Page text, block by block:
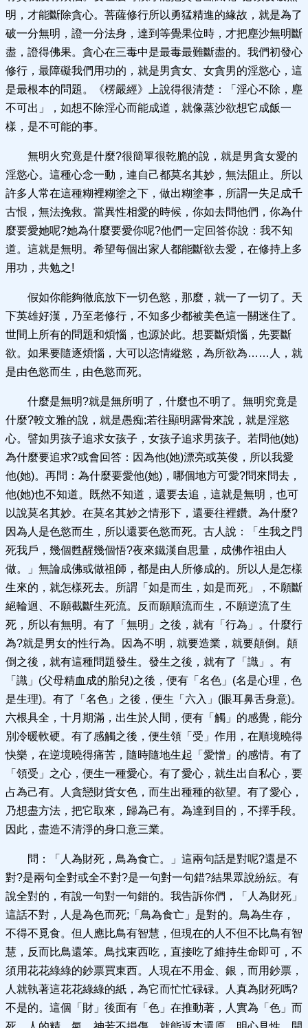
明，才能斷除貪心。菩薩修行所以勇猛精進的緣故，就是為了
破一分無明，證一分法身，達到等覺果位時，才把塵沙無明斷
盡，證得佛果。貪心在三毒中是最毒最難斷盡的。我們初發心
修行，最障礙我們用功的，就是男貪女、女貪男的淫慾心，這
是最根本的問題。《楞嚴經》上說得很清楚：「淫心不除，塵
不可出」，如想不除淫心而能成道，就像蒸沙欲想它成飯一
樣，是不可能的事。
無明火究竟是什麼?很簡單很乾脆的說，就是男貪女愛的
淫慾心。這種心念一動，連自己都莫名其妙，無法阻止。所以
許多人常在這種糊裡糊塗之下，做出糊塗事，所謂一失足成千
古恨，無法挽救。當異性相愛的時候，你如去問他們，你為什
麼要愛她呢?她為什麼要愛你呢?他們一定回答你說：我不知
道。這就是無明。希望每個出家人都能斷欲去愛，在修持上多
用功，共勉之!
假如你能夠徹底放下一切色慾，那麼，就一了一切了。天
下英雄好漢，乃至老修行，不知多少都被美色這一關迷住了。
世間上所有的問題和煩惱，也源於此。想要斷煩惱，先要斷
欲。如果要隨逐煩惱，大可以恣情縱慾，為所欲為……人，就
是由色慾而生，由色慾而死。
什麼是無明?就是無所明了，什麼也不明了。無明究竟是
什麼?較文雅的說，就是愚痴;若往顯明露骨來說，就是淫慾
心。譬如男孩子追求女孩子，女孩子追求男孩子。若問他(她)
為什麼要追求?或會回答：因為他(她)漂亮或英俊，所以我愛
他(她)。再問：為什麼要愛他(她)，哪個地方可愛?問來問去，
他(她)也不知道。既然不知道，還要去追，這就是無明，也可
以說莫名其妙。在莫名其妙之情形下，還要往裡鑽。為什麼?
因為人是色慾而生，所以還要色慾而死。古人說：「生我之門
死我戶，幾個甦醒幾個悟?夜來鐵漢自思量，成佛作祖由人
做。」無論成佛或做祖師，都是由人所修成的。所以人是怎樣
生來的，就怎樣死去。所謂「如是而生，如是而死」，不願斷
絕輪迴、不願截斷生死流。反而願順流而生，不願逆流了生
死，所以有無明。有了「無明」之後，就有「行為」。什麼行
為?就是男女的性行為。因為不明，就要造業，就要顛倒。顛
倒之後，就有這種問題發生。發生之後，就有了「識」。有
「識」(父母精血成的胎兒)之後，便有「名色」(名是心理，色
是生理)。有了「名色」之後，便生「六入」(眼耳鼻舌身意)。
六根具全，十月期滿，出生於人間，便有「觸」的感覺，能分
別冷暖軟硬。有了感觸之後，便生領「受」作用，在順境曉得
快樂，在逆境曉得痛苦，隨時隨地生起「愛憎」的感情。有了
「領受」之心，便生一種愛心。有了愛心，就生出自私心，要
占為己有。人貪戀財貨女色，而生出種種的欲望。有了愛心，
乃想盡方法，把它取來，歸為己有。為達到目的，不擇手段。
因此，盡造不清淨的身口意三業。
問：「人為財死，鳥為食亡。」這兩句話是對呢?還是不
對?是兩句全對或全不對?是一句對一句錯?結果眾說紛紜。有
說全對的，有說一句對一句錯的。我告訴你們，「人為財死」
這話不對，人是為色而死;「鳥為食亡」是對的。鳥為生存，
不得不覓食。但人應比鳥有智慧，但現在的人不但不比鳥有智
慧，反而比鳥還笨。鳥找東西吃，直接吃了維持生命即可，不
須用花花綠綠的鈔票買東西。人現在不用金、銀，而用鈔票，
人就執著這花花綠綠的紙，為它而忙忙碌碌。人真為財死嗎?
不是的。這個「財」後面有「色」在推動著，人實為「色」而